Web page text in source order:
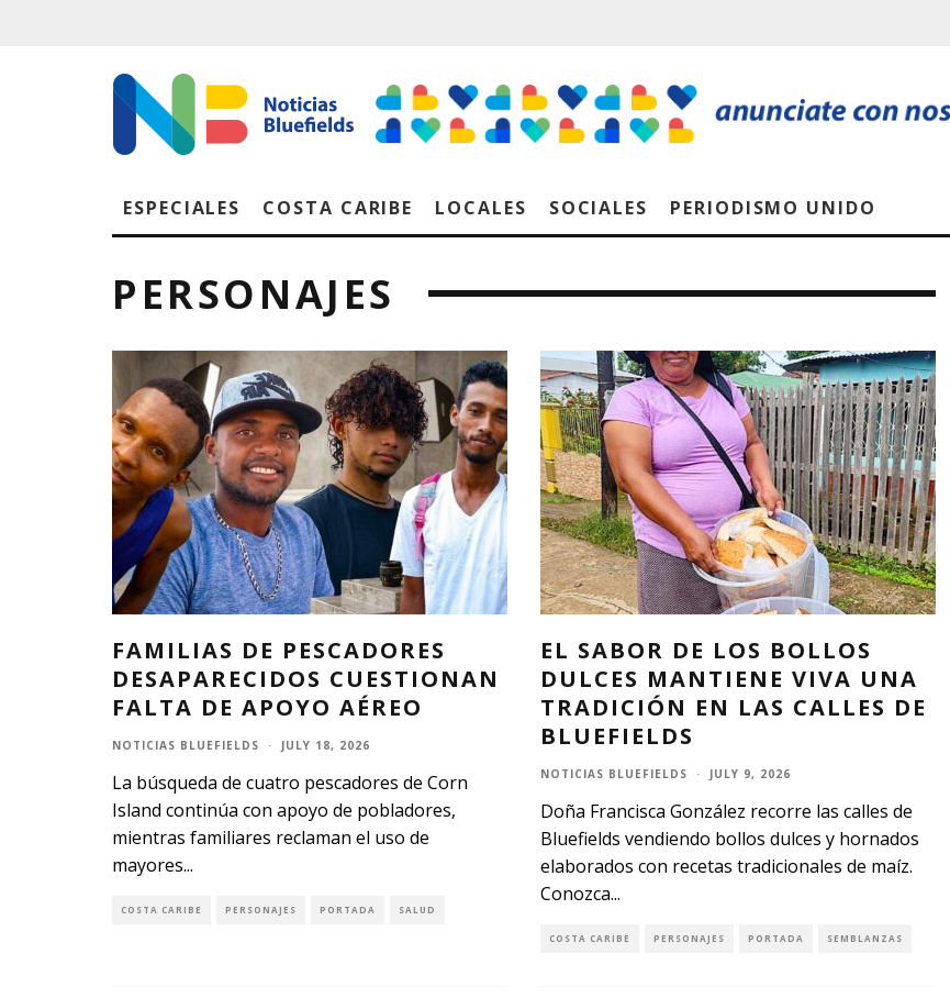
ESPECIALES COSTA CARIBE LOCALES SOCIALES PERIODISMO UNIDO
PERSONAJES
FAMILIAS DE PESCADORES
DESAPARECIDOS CUESTIONAN
FALTA DE APOYO AÉREO
NOTICIAS BLUEFIELDS · JULY 18, 2026
La búsqueda de cuatro pescadores de Corn
Island continúa con apoyo de pobladores,
mientras familiares reclaman el uso de
mayores...
COSTA CARIBE PERSONAJES PORTADA SALUD
EL SABOR DE LOS BOLLOS
DULCES MANTIENE VIVA UNA
TRADICIÓN EN LAS CALLES DE
BLUEFIELDS
NOTICIAS BLUEFIELDS · JULY 9, 2026
Doña Francisca González recorre las calles de
Bluefields vendiendo bollos dulces y hornados
elaborados con recetas tradicionales de maíz.
Conozca...
COSTA CARIBE PERSONAJES PORTADA SEMBLANZAS